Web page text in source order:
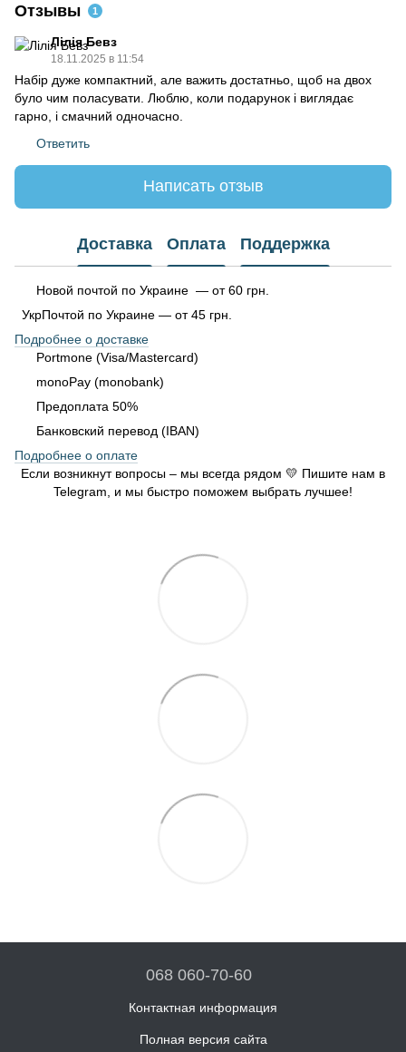
Отзывы 1
Лілія Бевз
18.11.2025 в 11:54
Набір дуже компактний, але важить достатньо, щоб на двох
було чим поласувати. Люблю, коли подарунок і виглядає
гарно, і смачний одночасно.
Ответить
Написать отзыв
Доставка Оплата Поддержка
Новой почтой по Украине — от 60 грн.
УкрПочтой по Украине — от 45 грн.
Подробнее о доставке
Portmone (Visa/Mastercard)
monoPay (monobank)
Предоплата 50%
Банковский перевод (IBAN)
Подробнее о оплате
Если возникнут вопросы – мы всегда рядом 💛 Пишите нам в
Telegram, и мы быстро поможем выбрать лучшее!
068 060-70-60
Контактная информация
Полная версия сайта